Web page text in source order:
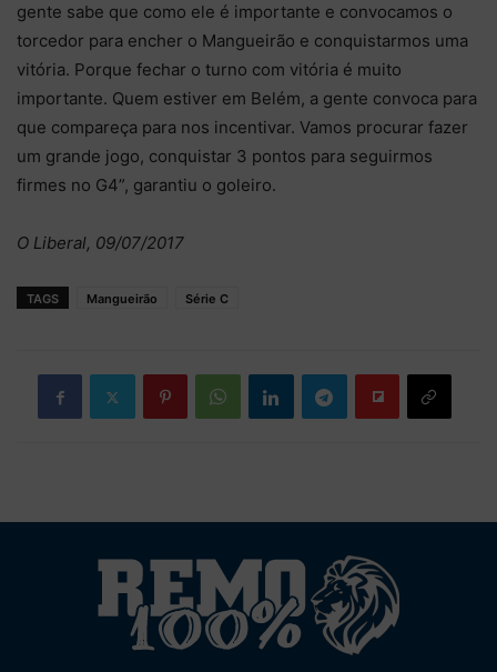
gente sabe que como ele é importante e convocamos o
torcedor para encher o Mangueirão e conquistarmos uma
vitória. Porque fechar o turno com vitória é muito
importante. Quem estiver em Belém, a gente convoca para
que compareça para nos incentivar. Vamos procurar fazer
um grande jogo, conquistar 3 pontos para seguirmos
firmes no G4”, garantiu o goleiro.
O Liberal, 09/07/2017
TAGS Mangueirão Série C